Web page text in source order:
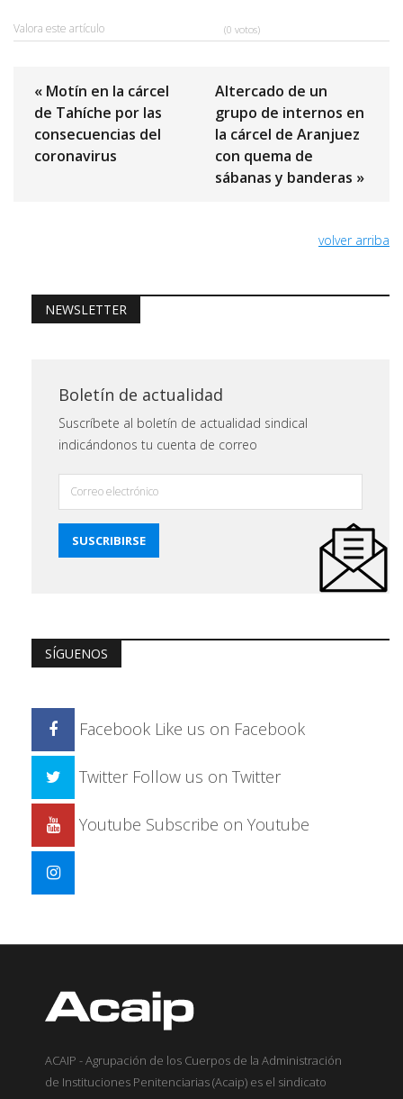
Valora este artículo (0 votos)
« Motín en la cárcel
de Tahíche por las
consecuencias del
coronavirus
Altercado de un
grupo de internos en
la cárcel de Aranjuez
con quema de
sábanas y banderas »
volver arriba
NEWSLETTER
Boletín de actualidad
Suscríbete al boletín de actualidad sindical
indicándonos tu cuenta de correo
SÍGUENOS
Facebook Like us on Facebook
Twitter Follow us on Twitter
Youtube Subscribe on Youtube
ACAIP - Agrupación de los Cuerpos de la Administración
de Instituciones Penitenciarias (Acaip) es el sindicato